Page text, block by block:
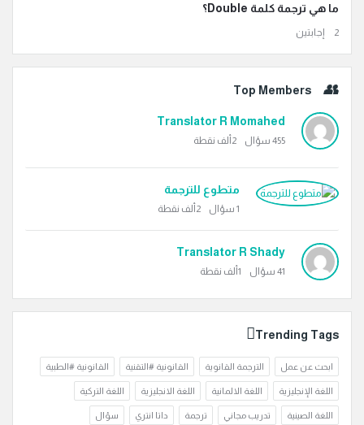
ما هي ترجمة كلمة Double؟
‫2 إجابتين
Top Members
Translator R Momahed
455 سؤال 2ألف نقطة
متطوع للترجمة
1 سؤال 2ألف نقطة
Translator R Shady
41 سؤال 1ألف نقطة
Trending Tags
ابحث عن عمل الترجمة القانوية القانونية #التقنية القانونية #الطبية
اللغة الإنجليزية اللغة الالمانية اللغة الانجليزية اللغة التركية
اللغة الصينية تدريب مجاني ترجمة داتا انتري سؤال